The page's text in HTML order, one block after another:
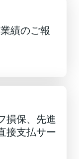
績のご報
損保、先進
接支払サー